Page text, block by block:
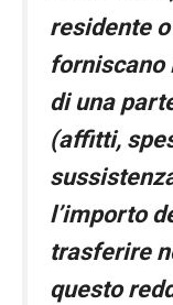
residente
forniscano
di una
(affitti,
l’importo
trasferire
questo
Affinché il
Web funzioni
al meglio
durante la tua
visita. Se rifiuti
alcune
funzionalità
scompariranno
dal sito web.